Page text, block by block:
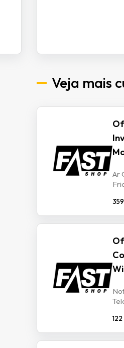
Veja mais
Ar